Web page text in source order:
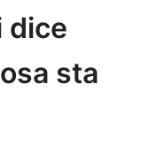
dice
sta